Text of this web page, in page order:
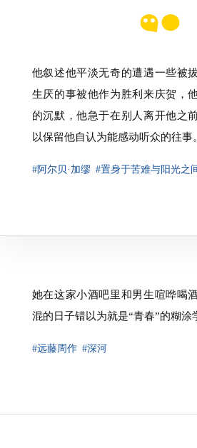
他叙述他平淡无奇的遭遇一些被
生厌的事被他作为胜利来庆贺，
的沉默，他急于在别人离开他之
以保留他自认为能感动听众的往事。
#阿尔贝·加缪 #置身于苦难与阳光之
她在这家小酒吧里和男生喧哗喝
混的日子错以为就是“青春”的糊涂
#远藤周作 #深河